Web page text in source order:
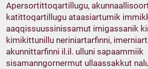
Apersortittoqartillugu,
katittoqartillugu ataasiartumik
aaqqissuussinissamut imigassanik
kimikittunillu neriniartarfinni,
akunnittarfinni il.il. ulluni sapaammiik
sisamanngornermut ullaassakkut